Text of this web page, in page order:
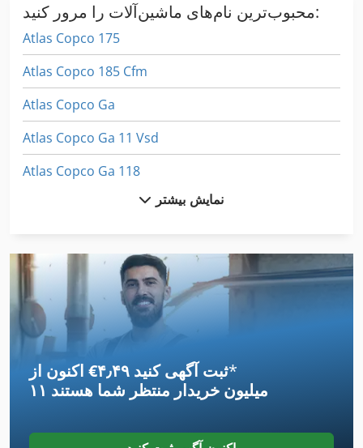
محبوب‌ترین نام‌های ماشین‌آلات را مرور کنید:
Atlas Copco 175
Atlas Copco 185 Cfm
Atlas Copco Ga
Atlas Copco Ga 11 Vsd
Atlas Copco Ga 118
Atlas Copco Ga 160
Atlas Copco Ga 26 Vsd
Atlas Copco Ga 50 Vsd
Atlas Copco Ga 55 Vsd
Atlas Copco Qas 150
Atlas Copco Xas 136 Dd
Atlas Copco Xas 146
نمایش بیشتر
اکنون از ‎€۴٫۴۹ ثبت آگهی کنید*
۱۱ میلیون خریدار منتظر شما هستند